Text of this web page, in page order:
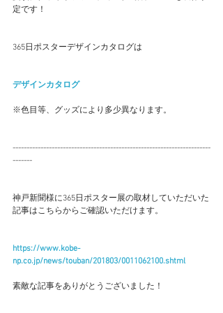
定です！
365日ポスターデザインカタログは
デザインカタログ
※色目等、グッズにより多少異なります。
-----------------------------------------------------------------------
-------
神戸新聞様に365日ポスター展の取材していただいた
記事はこちらからご確認いただけます。
https://www.kobe-
np.co.jp/news/touban/201803/0011062100.shtml
素敵な記事をありがとうございました！